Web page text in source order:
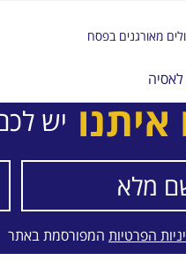
מאורגנים בפסח
לאסיה
איתנו יש
הפרטיות המפורסמת באתר